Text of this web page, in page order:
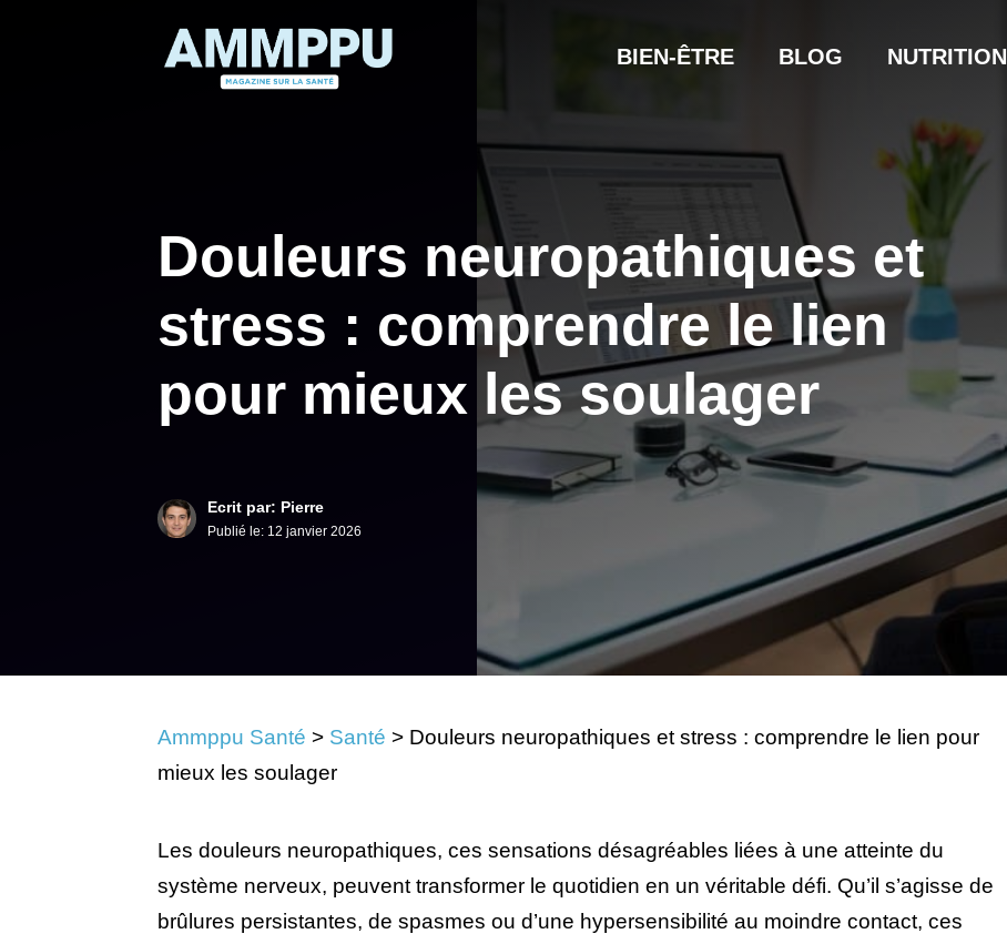
BIEN-ÊTRE BLOG NUTRITION
Douleurs neuropathiques et
stress : comprendre le lien
pour mieux les soulager
Ecrit par: Pierre
Publié le: 12 janvier 2026
Ammppu Santé > Santé > Douleurs neuropathiques et stress : comprendre le lien pour
mieux les soulager
Les douleurs neuropathiques, ces sensations désagréables liées à une atteinte du
système nerveux, peuvent transformer le quotidien en un véritable défi. Qu’il s’agisse de
brûlures persistantes, de spasmes ou d’une hypersensibilité au moindre contact, ces